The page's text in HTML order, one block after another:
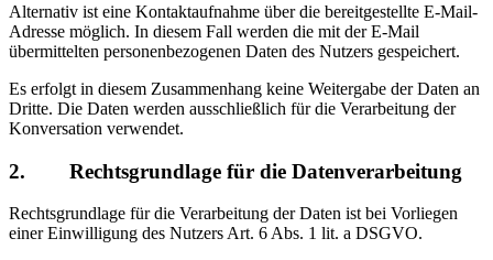
Alternativ ist eine Kontaktaufnahme über die bereitgestellte E-Mail-
Adresse möglich. In diesem Fall werden die mit der E-Mail
übermittelten personenbezogenen Daten des Nutzers gespeichert.
Es erfolgt in diesem Zusammenhang keine Weitergabe der Daten an
Dritte. Die Daten werden ausschließlich für die Verarbeitung der
Konversation verwendet.
2. Rechtsgrundlage für die Datenverarbeitung
Rechtsgrundlage für die Verarbeitung der Daten ist bei Vorliegen
einer Einwilligung des Nutzers Art. 6 Abs. 1 lit. a DSGVO.